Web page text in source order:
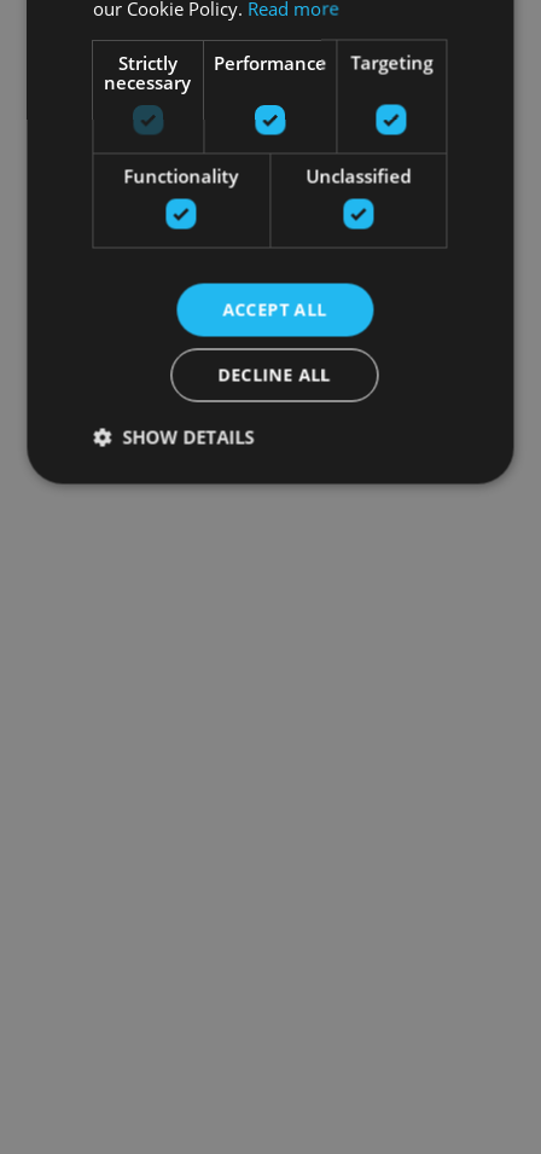
our Cookie Policy. Read more
Strictly
necessary
Performance Targeting
Functionality Unclassified
ACCEPT ALL
DECLINE ALL
SHOW DETAILS